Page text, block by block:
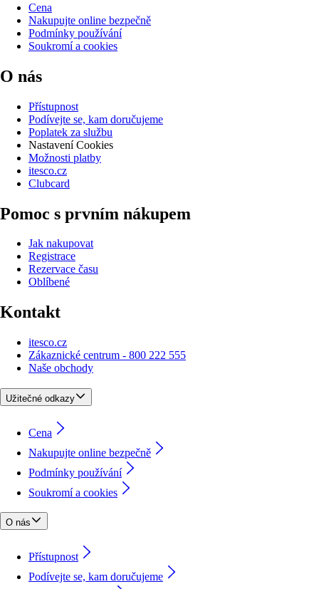
Cena
Nakupujte online bezpečně
Podmínky používání
Soukromí a cookies
O nás
Přístupnost
Podívejte se, kam doručujeme
Poplatek za službu
Nastavení Cookies
Možnosti platby
itesco.cz
Clubcard
Pomoc s prvním nákupem
Jak nakupovat
Registrace
Rezervace času
Oblíbené
Kontakt
itesco.cz
Zákaznické centrum - 800 222 555
Naše obchody
Užitečné odkazy
Cena
Nakupujte online bezpečně
Podmínky používání
Soukromí a cookies
O nás
Přístupnost
Podívejte se, kam doručujeme